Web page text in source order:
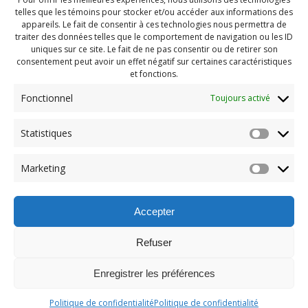
telles que les témoins pour stocker et/ou accéder aux informations des
appareils. Le fait de consentir à ces technologies nous permettra de
traiter des données telles que le comportement de navigation ou les ID
uniques sur ce site. Le fait de ne pas consentir ou de retirer son
consentement peut avoir un effet négatif sur certaines caractéristiques
et fonctions.
Fonctionnel Toujours activé
Statistiques
Marketing
Accepter
Refuser
Enregistrer les préférences
Politique de confidentialitéPolitique de confidentialité
Navigation
de
l'article
Previous
Pendragon Mai 2023 (10)
© 2026 Maison des Jeunes de Boucherville.